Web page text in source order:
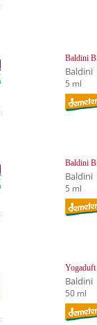
Baldini
Baldini
5 ml
Baldini
Baldini
5 ml
Yogaduft
Baldini
50 ml